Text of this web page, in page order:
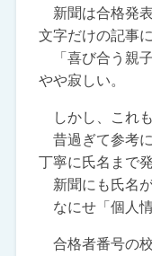
新聞は合格発
文字だけの記事に
「喜び合う親
やや寂しい。
しかし、これも
昔過ぎて参考
丁寧に氏名まで
新聞にも氏名が
なにせ「個人情
合格者番号の